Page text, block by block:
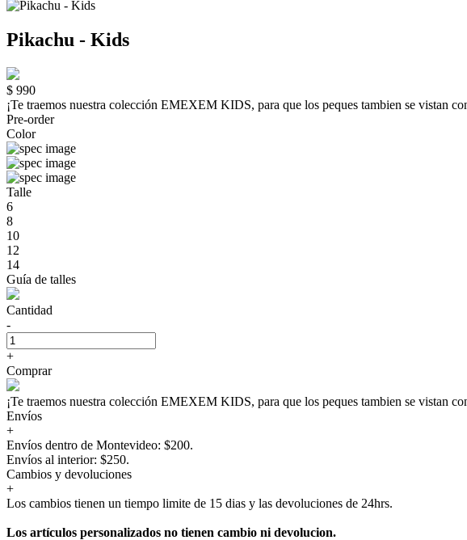
Pikachu - Kids
$ 990
¡Te traemos nuestra colección EMEXEM KIDS, para que los peques tambien se vistan
Pre-order
Color
Talle
6
8
10
12
14
Guía de talles
Cantidad
-
+
Comprar
¡Te traemos nuestra colección EMEXEM KIDS, para que los peques tambien se vistan
Envíos
+
Envíos dentro de Montevideo: $200.
Envíos al interior: $250.
Cambios y devoluciones
+
Los cambios tienen un tiempo limite de 15 dias y las devoluciones de 24hrs.
Los artículos personalizados no tienen cambio ni devolucion.